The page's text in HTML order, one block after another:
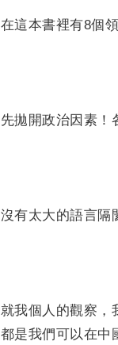
在這本書裡有8個
先拋開政治因素！
沒有太大的語言隔
就我個人的觀察，
都是我們可以在中